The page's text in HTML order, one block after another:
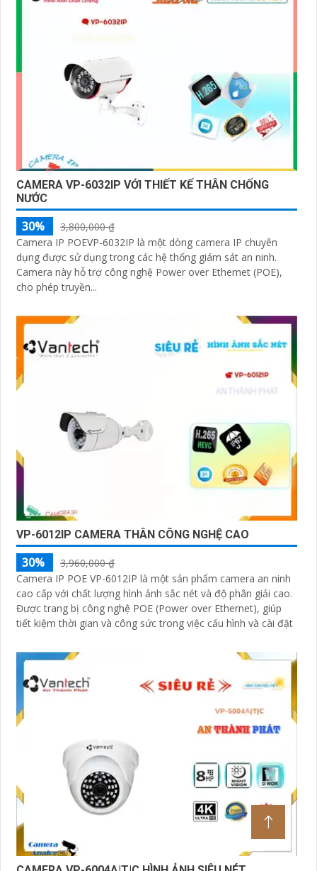
CAMERA VP-6032IP VỚI THIẾT KẾ THÂN CHỐNG
NƯỚC
30%
3,800,000 ₫
Camera IP POEVP-6032IP là một dòng camera IP chuyên
dụng được sử dụng trong các hệ thống giám sát an ninh.
Camera này hỗ trợ công nghệ Power over Ethernet (POE),
cho phép truyền...
VP-6012IP CAMERA THÂN CÔNG NGHỆ CAO
30%
3,960,000 ₫
Camera IP POE VP-6012IP là một sản phẩm camera an ninh
cao cấp với chất lượng hình ảnh sắc nét và độ phân giải cao.
Được trang bị công nghệ POE (Power over Ethernet), giúp
tiết kiệm thời gian và công sức trong việc cấu hình và cài đặt